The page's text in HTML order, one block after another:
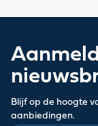
Blijf op de hoogte
aanbiedingen.